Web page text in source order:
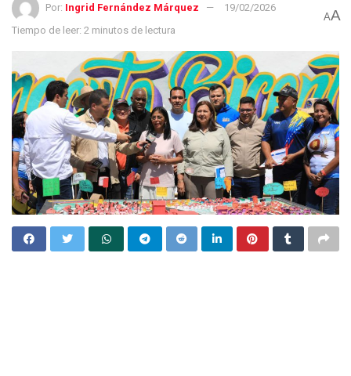
Por: Ingrid Fernández Márquez
19/02/2026
Tiempo de leer: 2 minutos de lectura
AA